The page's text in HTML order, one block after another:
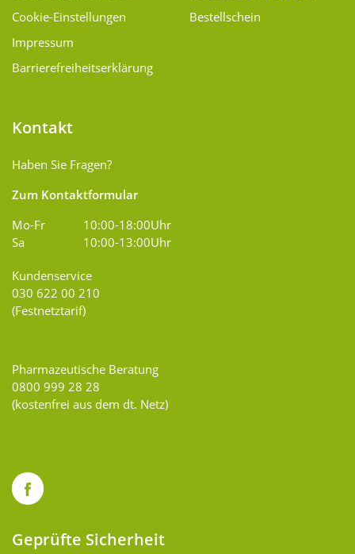
Cookie-Einstellungen
Impressum
Barrierefreiheitserklärung
Bestellschein
Kontakt
Haben Sie Fragen?
Zum Kontaktformular
Mo-Fr
10:00-18:00Uhr
Sa
10:00-13:00Uhr
Kundenservice
030 622 00 210
(Festnetztarif)
Pharmazeutische Beratung
0800 999 28 28
(kostenfrei aus dem dt. Netz)
Geprüfte Sicherheit